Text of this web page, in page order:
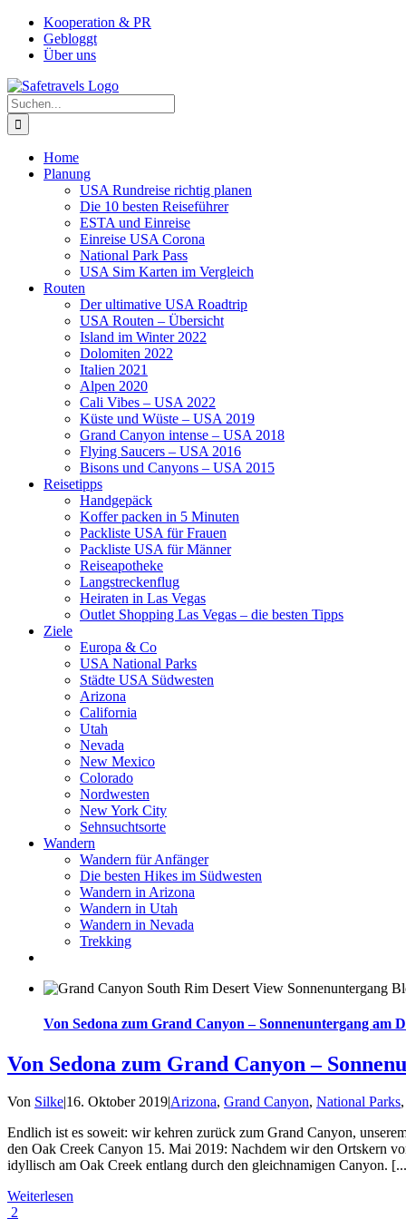
Zum
Inhalt
springen
Facebook
Instagram
YouTube
PinterestKooperation & PR
Gebloggt
Über uns
Suche
nach:
Home
Planung
USA Rundreise richtig planen
Die 10 besten Reiseführer
ESTA und Einreise
Einreise USA Corona
National Park Pass
USA Sim Karten im Vergleich
Routen
Der ultimative USA Roadtrip
USA Routen – Übersicht
Island im Winter 2022
Dolomiten 2022
Italien 2021
Alpen 2020
Cali Vibes – USA 2022
Küste und Wüste – USA 2019
Grand Canyon intense – USA 2018
Flying Saucers – USA 2016
Bisons und Canyons – USA 2015
Reisetipps
Handgepäck
Koffer packen in 5 Minuten
Packliste USA für Frauen
Packliste USA für Männer
Reiseapotheke
Langstreckenflug
Heiraten in Las Vegas
Outlet Shopping Las Vegas – die besten Tipps
Ziele
Europa & Co
USA National Parks
Städte USA Südwesten
Arizona
California
Utah
Nevada
New Mexico
Colorado
Nordwesten
New York City
Sehnsuchtsorte
Wandern
Wandern für Anfänger
Die besten Hikes im Südwesten
Wandern in Arizona
Wandern in Utah
Wandern in Nevada
Trekking
Von Sedona zum Grand Canyon – Sonnenuntergang am
Von Sedona zum Grand Canyon –
Von Silke|16. Oktober 2019|Arizona, Grand Canyon, National Parks,
Endlich ist es soweit: wir kehren zurück zum Grand Canyon,
den Oak Creek Canyon 15. Mai 2019: Nachdem wir den Ortskern
idyllisch am Oak Creek entlang durch den gleichnamigen Canyon.
Weiterlesen
2